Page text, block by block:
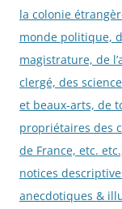
la colonie
monde politique,
magistrature, de
clergé, des
et beaux-arts, de
propriétaires des
de France, etc.
notices
anecdotiques &